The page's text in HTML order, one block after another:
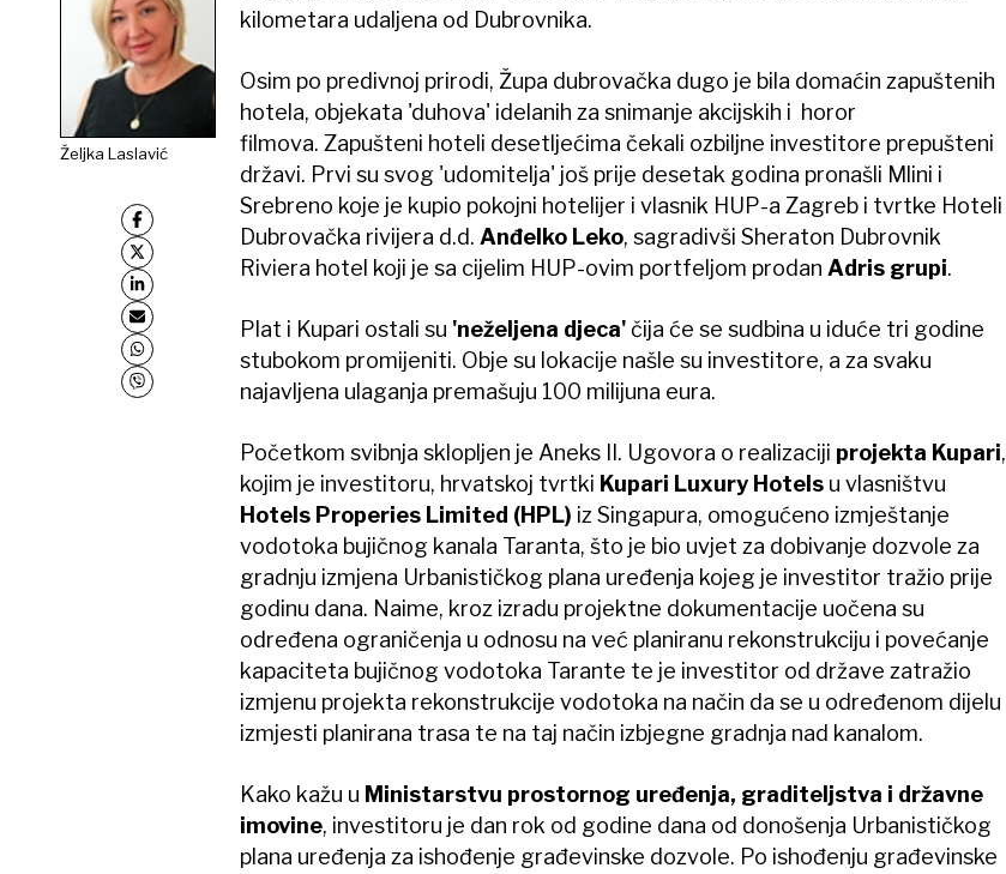
Željka Laslavić
kilometara udaljena od Dubrovnika.
Osim po predivnoj prirodi, Župa dubrovačka dugo je bila domaćin zapuštenih
hotela, objekata 'duhova' idelanih za snimanje akcijskih i horor
filmova. Zapušteni hoteli desetljećima čekali ozbiljne investitore prepušteni
državi. Prvi su svog 'udomitelja' još prije desetak godina pronašli Mlini i
Srebreno koje je kupio pokojni hotelijer i vlasnik HUP-a Zagreb i tvrtke Hoteli
Dubrovačka rivijera d.d. Anđelko Leko, sagradivši Sheraton Dubrovnik
Riviera hotel koji je sa cijelim HUP-ovim portfeljom prodan Adris grupi.
Plat i Kupari ostali su 'neželjena djeca'čija će se sudbina u iduće tri godine
stubokom promijeniti. Obje su lokacije našle su investitore, a za svaku
najavljena ulaganja premašuju 100 milijuna eura.
Početkom svibnja sklopljen je Aneks II. Ugovora o realizaciji projekta Kupari,
kojim je investitoru, hrvatskoj tvrtki Kupari Luxury Hotelsu vlasništvu
Hotels Properies Limited (HPL) iz Singapura, omogućeno izmještanje
vodotoka bujičnog kanala Taranta, što je bio uvjet za dobivanje dozvole za
gradnju izmjena Urbanističkog plana uređenja kojeg je investitor tražio prije
godinu dana. Naime, kroz izradu projektne dokumentacije uočena su
određena ograničenja u odnosu na već planiranu rekonstrukciju i povećanje
kapaciteta bujičnog vodotoka Tarante te je investitor od države zatražio
izmjenu projekta rekonstrukcije vodotoka na način da se u određenom dijelu
izmjesti planirana trasa te na taj način izbjegne gradnja nad kanalom.
Kako kažu u Ministarstvu prostornog uređenja, graditeljstva i državne
imovine, investitoru je dan rok od godine dana od donošenja Urbanističkog
plana uređenja za ishođenje građevinske dozvole. Po ishođenju građevinske